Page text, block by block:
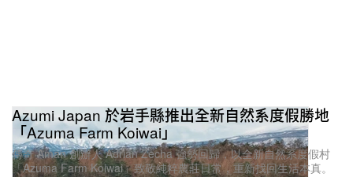
Azumi Japan 於岩手縣推出全新自然系度假勝地
「Azuma Farm Koiwai」
傳奇 Aman 創辦人 Adrian Zecha 強勢回歸，以全新自然系度假村
「Azuma Farm Koiwai」致敬純粹農莊日常，重新找回生活本真。